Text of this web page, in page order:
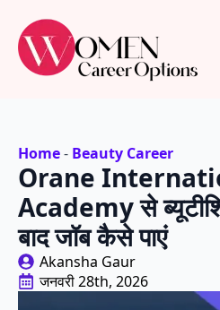
Home- Beauty Career
Orane
Academy से
बाद जॉब कैसे पाएं
Akansha Gaur
जनवरी 28th, 2026